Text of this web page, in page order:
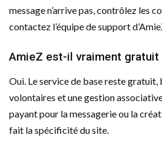
message n’arrive pas, contrôlez les
contactez l’équipe de support
AmieZ est-il vraiment gratuit
Oui. Le service de base reste gratuit,
volontaires et une gestion
payant pour la messagerie ou la
fait la spécificité du site.